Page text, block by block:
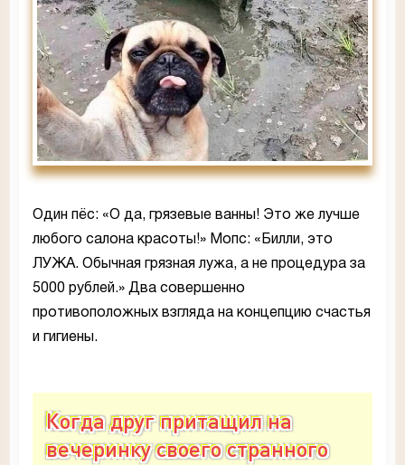
Один пёс: «О да, грязевые ванны! Это же лучше
любого салона красоты!» Мопс: «Билли, это
ЛУЖА. Обычная грязная лужа, а не процедура за
5000 рублей.» Два совершенно
противоположных взгляда на концепцию счастья
и гигиены.
Когда друг притащил на
вечеринку своего странного